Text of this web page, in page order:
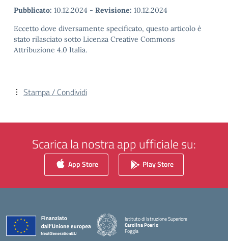
Pubblicato: 10.12.2024 - Revisione: 10.12.2024
Eccetto dove diversamente specificato, questo articolo è
stato rilasciato sotto Licenza Creative Commons
Attribuzione 4.0 Italia.
Stampa / Condividi
Scarica la nostra app ufficiale su:
App Store Play Store
Istituto di Istruzione Superiore
Carolina Poerio
Foggia
— Visita la pagina iniziale della scuola